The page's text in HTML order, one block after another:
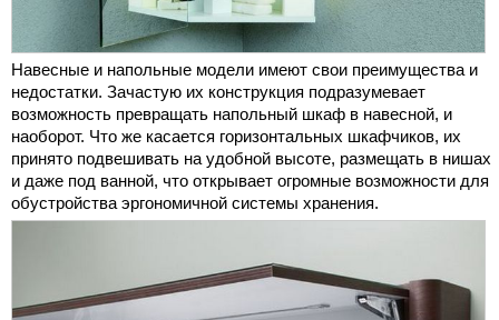
Навесные и напольные модели имеют свои преимущества и
недостатки. Зачастую их конструкция подразумевает
возможность превращать напольный шкаф в навесной, и
наоборот. Что же касается горизонтальных шкафчиков, их
принято подвешивать на удобной высоте, размещать в нишах
и даже под ванной, что открывает огромные возможности для
обустройства эргономичной системы хранения.